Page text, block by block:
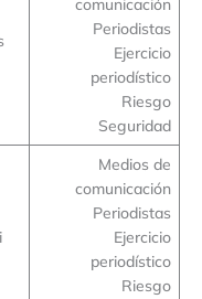
comunicación
Periodistas
Ejercicio
periodístico
Riesgo
Seguridad
Medios de
comunicación
Periodistas
Ejercicio
periodístico
Riesgo